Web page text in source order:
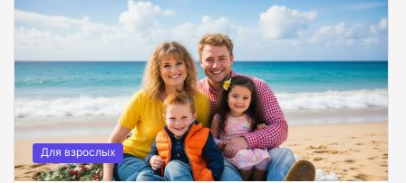
Для взрослых